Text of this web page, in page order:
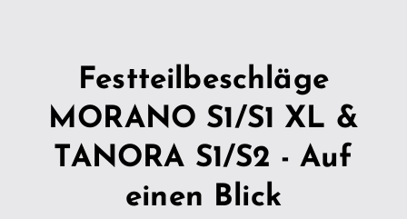
Festteilbeschläge
MORANO S1/S1 XL &
TANORA S1/S2 - Auf
einen Blick